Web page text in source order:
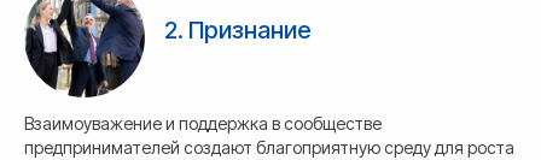
2. Признание
Взаимоуважение и поддержка в сообществе
предпринимателей создают благоприятную среду для роста